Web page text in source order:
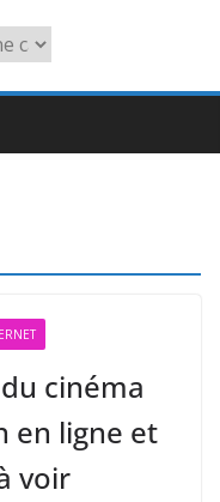
cinéma
en ligne et
voir